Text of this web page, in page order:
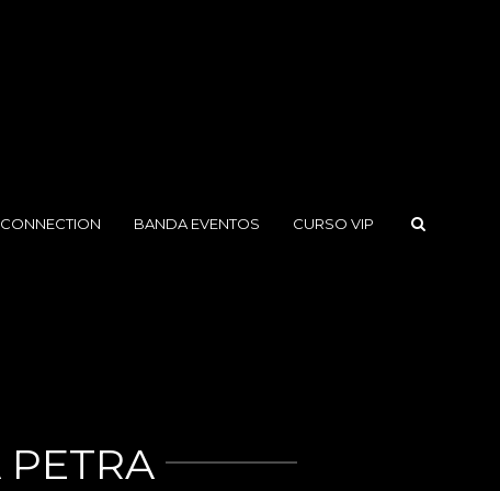
BANDA EVENTOS CURSO VIP